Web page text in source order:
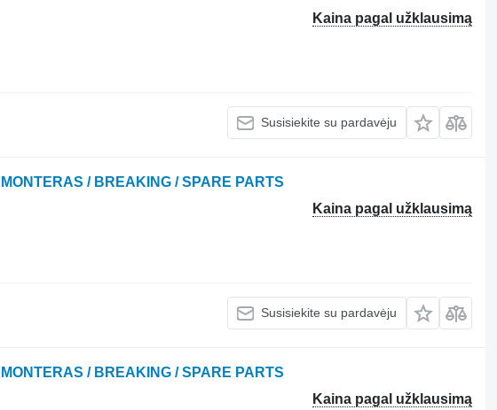
Kaina pagal užklausimą
Susisiekite su pardavėju
/ BREAKING / SPARE PARTS
Kaina pagal užklausimą
Susisiekite su pardavėju
/ BREAKING / SPARE PARTS
Kaina pagal užklausimą